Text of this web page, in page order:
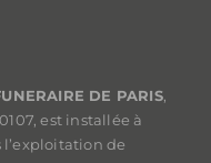
DE PARIS,
est installée à
l’exploitation de